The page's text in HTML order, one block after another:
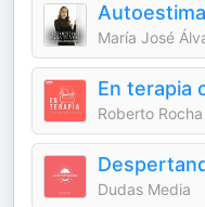
María José
En terapia
Roberto Rocha
Dudas Media